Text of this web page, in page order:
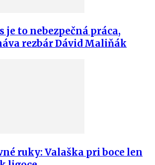
je to nebezpečná práca,
rezbár Dávid Maliňák
ruky: Valaška pri boce len